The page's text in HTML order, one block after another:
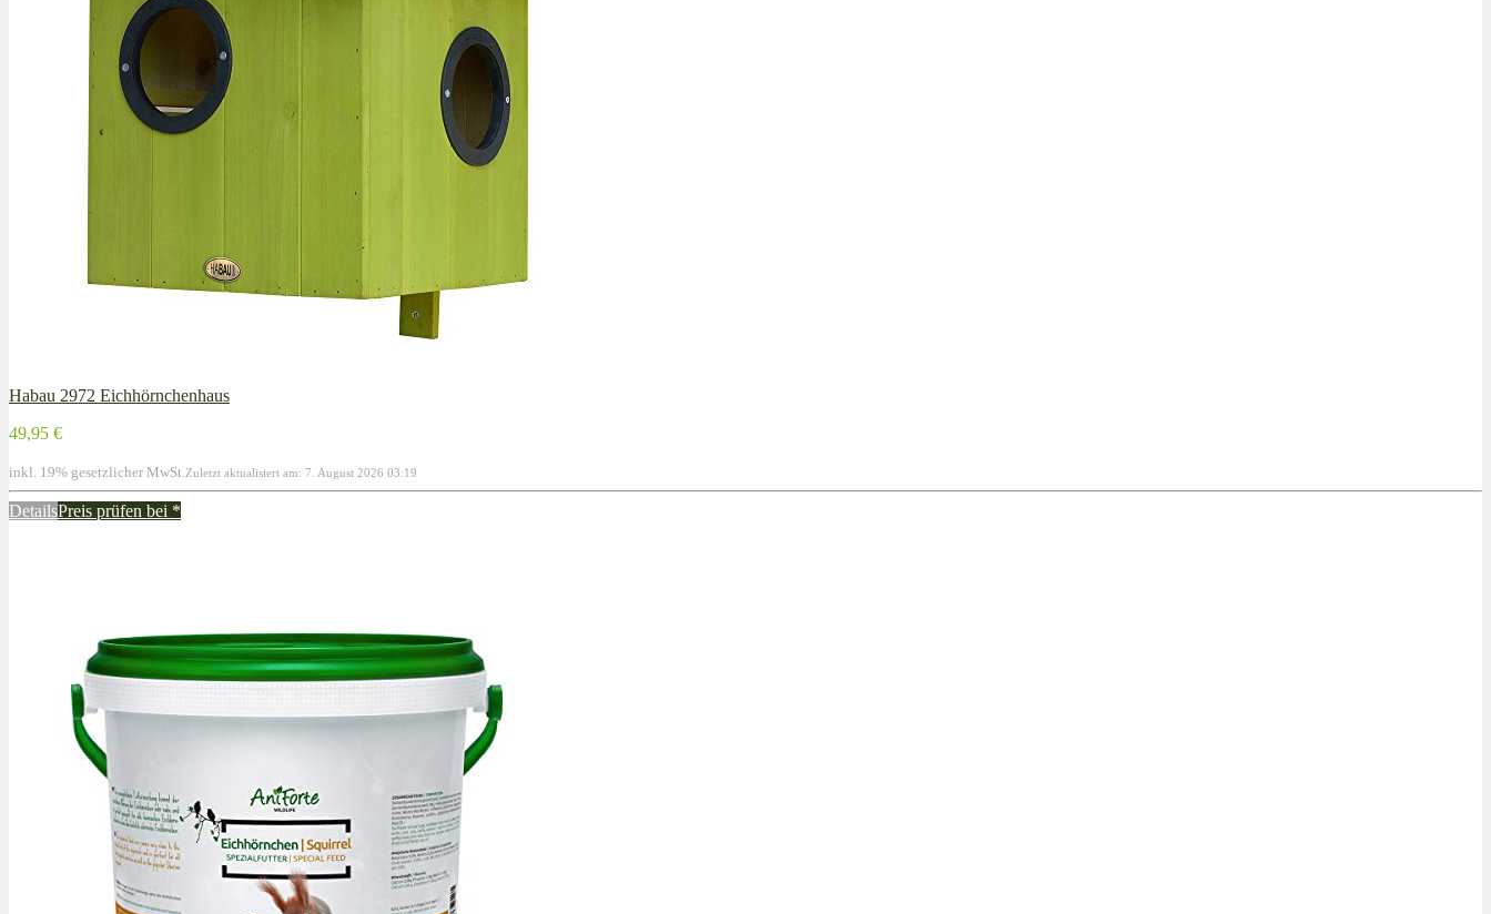
Habau 2972 Eichhörnchenhaus
49,95 €
inkl. 19% gesetzlicher MwSt. Zuletzt aktualisiert am: 7. August 2026 03:19
DetailsPreis prüfen bei *